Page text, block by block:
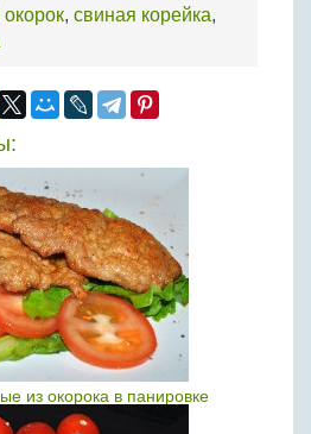
, свиная корейка,
из окорока в панировке